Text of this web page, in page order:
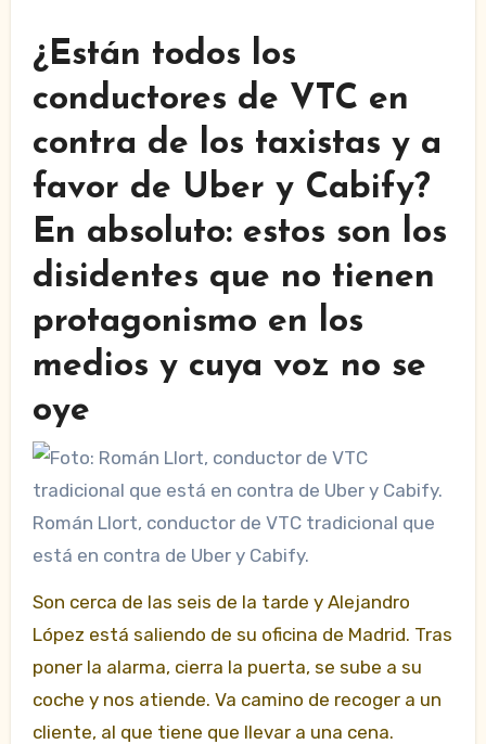
¿Están todos los
conductores de VTC en
contra de los taxistas y a
favor de Uber y Cabify?
En absoluto: estos son los
disidentes que no tienen
protagonismo en los
medios y cuya voz no se
oye
Román Llort, conductor de VTC tradicional que
está en contra de Uber y Cabify.
Son cerca de las seis de la tarde y Alejandro
López está saliendo de su oficina de Madrid. Tras
poner la alarma, cierra la puerta, se sube a su
coche y nos atiende. Va camino de recoger a un
cliente, al que tiene que llevar a una cena.